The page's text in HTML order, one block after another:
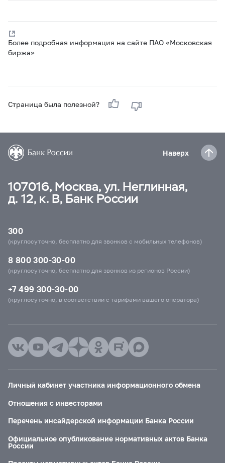
Более подробная информация на сайте ПАО «Московская
биржа»
Страница была полезной?
Наверх
107016, Москва, ул. Неглинная,
д. 12, к. В, Банк России
300
(круглосуточно, бесплатно для звонков с мобильных телефонов)
8 800 300-30-00
(круглосуточно, бесплатно для звонков из регионов России)
+7 499 300-30-00
(круглосуточно, в соответствии с тарифами вашего оператора)
Личный кабинет участника информационного обмена
Отношения с инвесторами
Перечень инсайдерской информации Банка России
Официальное опубликование нормативных актов Банка
России